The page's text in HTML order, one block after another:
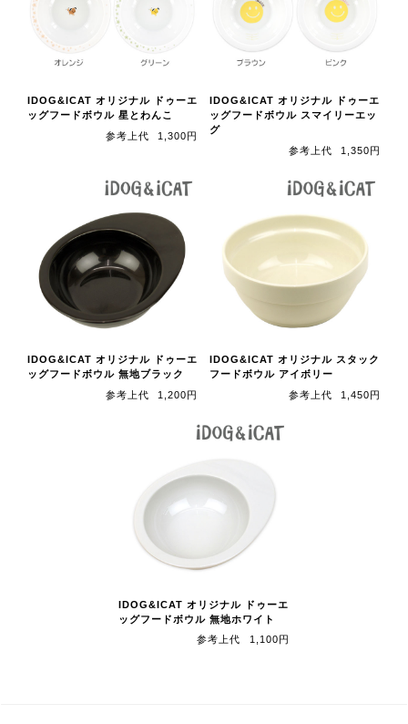
IDOG&ICAT オリジナル ドゥーエ
ッグフードボウル 星とわんこ
参考上代
1,300円
IDOG&ICAT オリジナル ドゥーエ
ッグフードボウル スマイリーエッ
グ
参考上代
1,350円
IDOG&ICAT オリジナル ドゥーエ
ッグフードボウル 無地ブラック
参考上代
1,200円
IDOG&ICAT オリジナル スタック
フードボウル アイボリー
参考上代
1,450円
IDOG&ICAT オリジナル ドゥーエ
ッグフードボウル 無地ホワイト
参考上代
1,100円